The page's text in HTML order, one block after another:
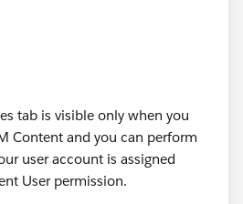
tab is visible only when you
Content and you can perform
user account is assigned
User permission.